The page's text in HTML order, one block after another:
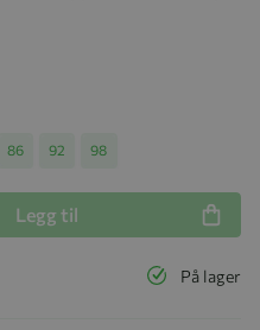
86 92 98
Legg til
På lager